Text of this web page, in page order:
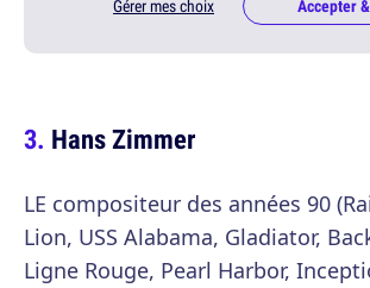
Gérer mes choix Accepter
Hans Zimmer
LE compositeur des années 90
Lion, USS Alabama, Gladiator,
Ligne Rouge, Pearl Harbor,